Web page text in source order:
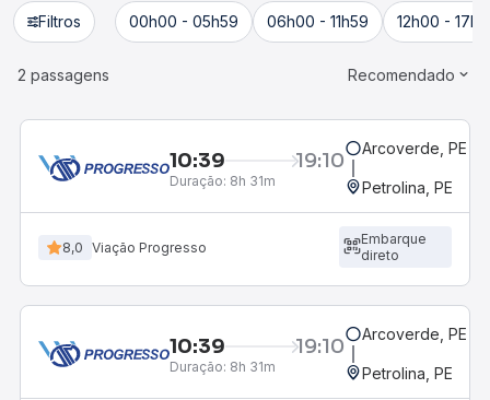
Filtros 00h00 - 05h59 06h00 - 11h59 12h00 -
2 passagens Recomendado
10:39 19:10
Duração: 8h 31m
Arcoverde, PE -
Petrolina, PE
8,0 Viação Progresso
Embarque
direto
10:39 19:10
Duração: 8h 31m
Arcoverde, PE -
Petrolina, PE